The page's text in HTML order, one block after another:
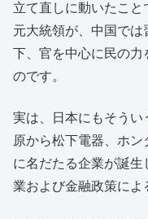
立て直しに動いたこ
元大統領が、中国で
下、官を中心に民の力
のです。
実は、日本にもそう
原から松下電器、ホ
に名だたる企業が誕
業および金融政策によ